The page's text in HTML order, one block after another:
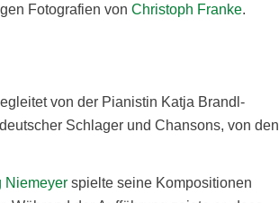
Fotografien von Christoph Franke.
von der Pianistin Katja Brandl-
Schlager und Chansons, von den
Niemeyer spielte seine Kompositionen